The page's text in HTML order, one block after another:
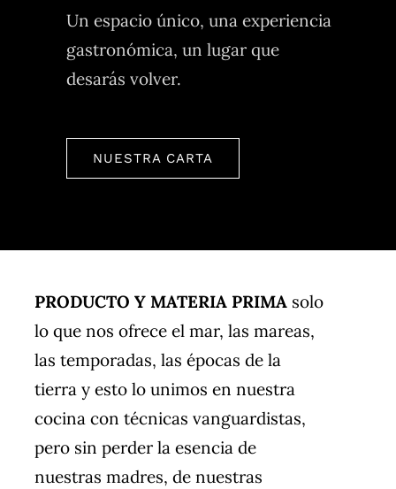
Un espacio único, una experiencia
gastronómica, un lugar que
desarás volver.
NUESTRA CARTA
PRODUCTO Y MATERIA PRIMAsolo
lo que nos ofrece el mar, las mareas,
las temporadas, las épocas de la
tierra y esto lo unimos en nuestra
cocina con técnicas vanguardistas,
pero sin perder la esencia de
nuestras madres, de nuestras